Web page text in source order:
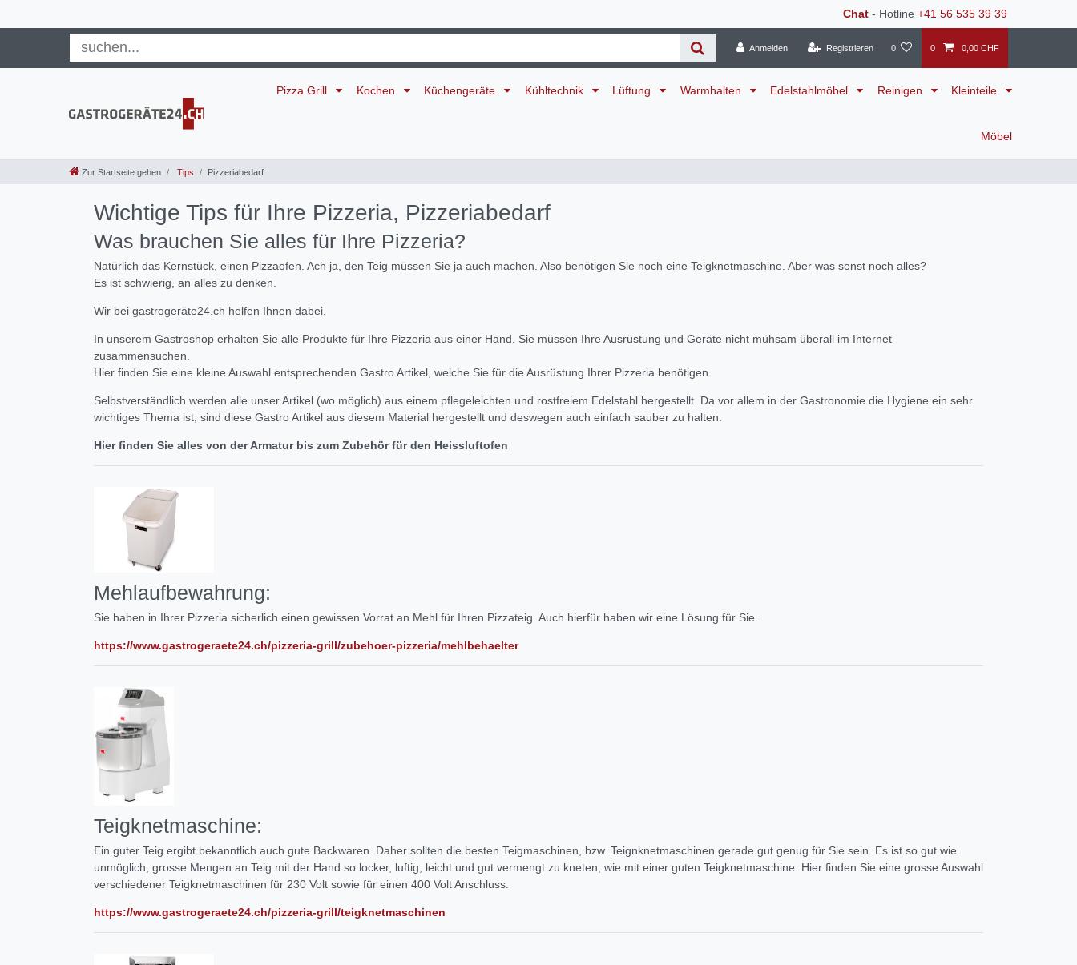
Chat - Hotline +41 56 535 39 39
Anmelden Registrieren 0 0 0,00 CHF
Pizza Grill Kochen Küchengeräte Kühltechnik Lüftung Warmhalten Edelstahlmöbel Reinigen Kleinteile
Möbel
Zur Startseite gehen Tips Pizzeriabedarf
Wichtige Tips für Ihre Pizzeria, Pizzeriabedarf
Was brauchen Sie alles für Ihre Pizzeria?
Natürlich das Kernstück, einen Pizzaofen. Ach ja, den Teig müssen Sie ja auch machen. Also benötigen Sie noch eine Teigknetmaschine. Aber was sonst noch alles?
Es ist schwierig, an alles zu denken.
Wir bei gastrogeräte24.ch helfen Ihnen dabei.
In unserem Gastroshop erhalten Sie alle Produkte für Ihre Pizzeria aus einer Hand. Sie müssen Ihre Ausrüstung und Geräte nicht mühsam überall im Internet
zusammensuchen.
Hier finden Sie eine kleine Auswahl entsprechenden Gastro Artikel, welche Sie für die Ausrüstung Ihrer Pizzeria benötigen.
Selbstverständlich werden alle unser Artikel (wo möglich) aus einem pflegeleichten und rostfreiem Edelstahl hergestellt. Da vor allem in der Gastronomie die Hygiene ein sehr
wichtiges Thema ist, sind diese Gastro Artikel aus diesem Material hergestellt und deswegen auch einfach sauber zu halten.
Hier finden Sie alles von der Armatur bis zum Zubehör für den Heissluftofen
Mehlaufbewahrung:
Sie haben in Ihrer Pizzeria sicherlich einen gewissen Vorrat an Mehl für Ihren Pizzateig. Auch hierfür haben wir eine Lösung für Sie.
https://www.gastrogeraete24.ch/pizzeria-grill/zubehoer-pizzeria/mehlbehaelter
Teigknetmaschine:
Ein guter Teig ergibt bekanntlich auch gute Backwaren. Daher sollten die besten Teigmaschinen, bzw. Teignknetmaschinen gerade gut genug für Sie sein. Es ist so gut wie
unmöglich, grosse Mengen an Teig mit der Hand so locker, luftig, leicht und gut vermengt zu kneten, wie mit einer guten Teigknetmaschine. Hier finden Sie eine grosse Auswahl
verschiedener Teigknetmaschinen für 230 Volt sowie für einen 400 Volt Anschluss.
https://www.gastrogeraete24.ch/pizzeria-grill/teigknetmaschinen